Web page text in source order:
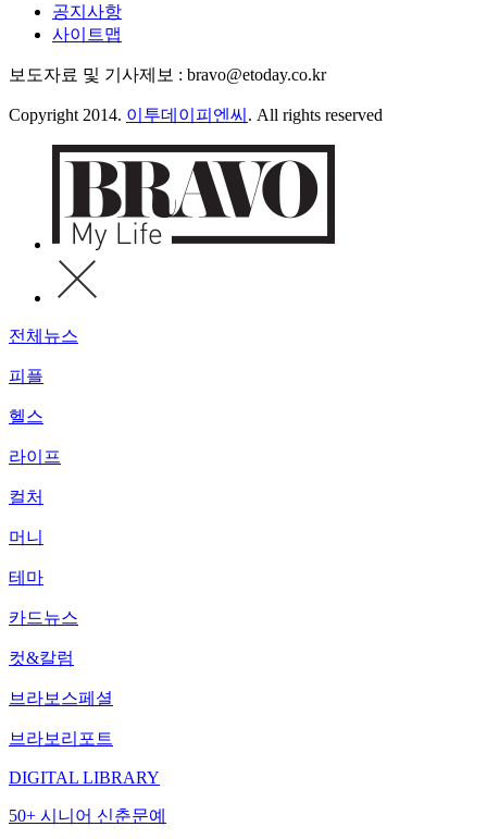
공지사항
사이트맵
보도자료 및 기사제보 : bravo@etoday.co.kr
Copyright 2014. 이투데이피엔씨 . All rights reserved
전체뉴스
피플
헬스
라이프
컬처
머니
테마
카드뉴스
컷&칼럼
브라보스페셜
브라보리포트
DIGITAL LIBRARY
50+ 시니어 신춘문예